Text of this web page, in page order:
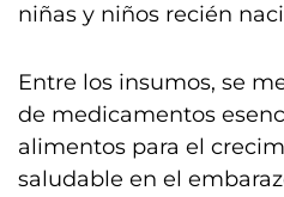
niñas y niños recién
Entre los insumos, se
de medicamentos
alimentos para el
saludable en el